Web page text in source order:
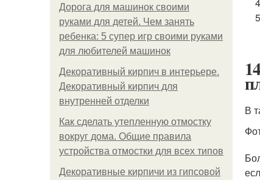
Дорога для машинок своими
руками для детей. Чем занять
ребенка: 5 супер игр своими руками
для любителей машинок
Декоративный кирпич в интерьере.
Декоративный кирпич для
внутренней отделки
Как сделать утепленную отмостку
вокруг дома. Общие правила
устройства отмостки для всех типов
Декоративные кирпичи из гипсовой
В